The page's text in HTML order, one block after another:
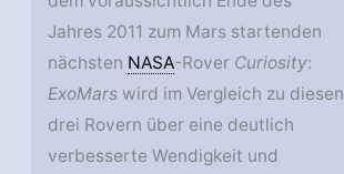
Jahres 2011 zum Mars startenden
nächsten NASA-Rover Curiosity:
ExoMars wird im Vergleich zu diesen
drei Rovern über eine deutlich
verbesserte Wendigkeit und